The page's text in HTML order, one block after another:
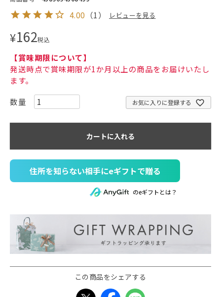
4.00 （1） レビューを見る
¥162税込
【賞味期限について】
発送時点で賞味期限が1か月以上の商品をお届けいたし
ます。
お気に入りに登録する
カートに入れる
住所を知らない相手にeギフトで贈る
のeギフトとは？
この商品をシェアする